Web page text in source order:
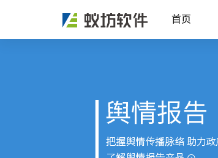
首页